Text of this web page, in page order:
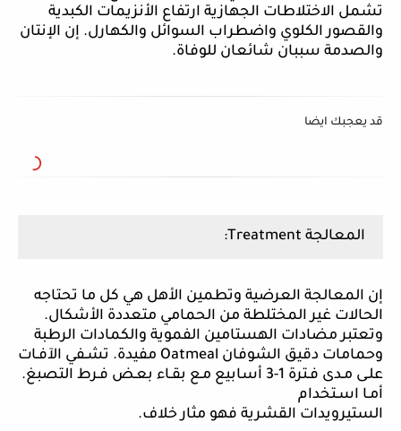
تشمل الاختلاطات الجهازية ارتفاع الأنزيمات الكبدية
والقصور الكلوي واضطراب السوائل والكهارل. إن الإنتان
والصدمة سببان شائعان للوفاة.
قد يعجبك ايضا
المعالجة Treatment
:
إن المعالجة العرضية وتطمين الأهل هي كل ما تحتاجه
الحالات غير المختلطة من الحمامي متعددة الأشكال.
وتعتبر مضادات الهستامين الفموية والكمادات الرطبة
وحمامات دقيق الشوفان Oatmeal مفيدة. تشـفي الآفـات
علـى مـدى فـترة 1-3 أسابيع مـع بقـاء بعـض فـرط التصبغ.
أمـا اسـتخدام
الستيرويدات القشرية فهو مثار خلاف.